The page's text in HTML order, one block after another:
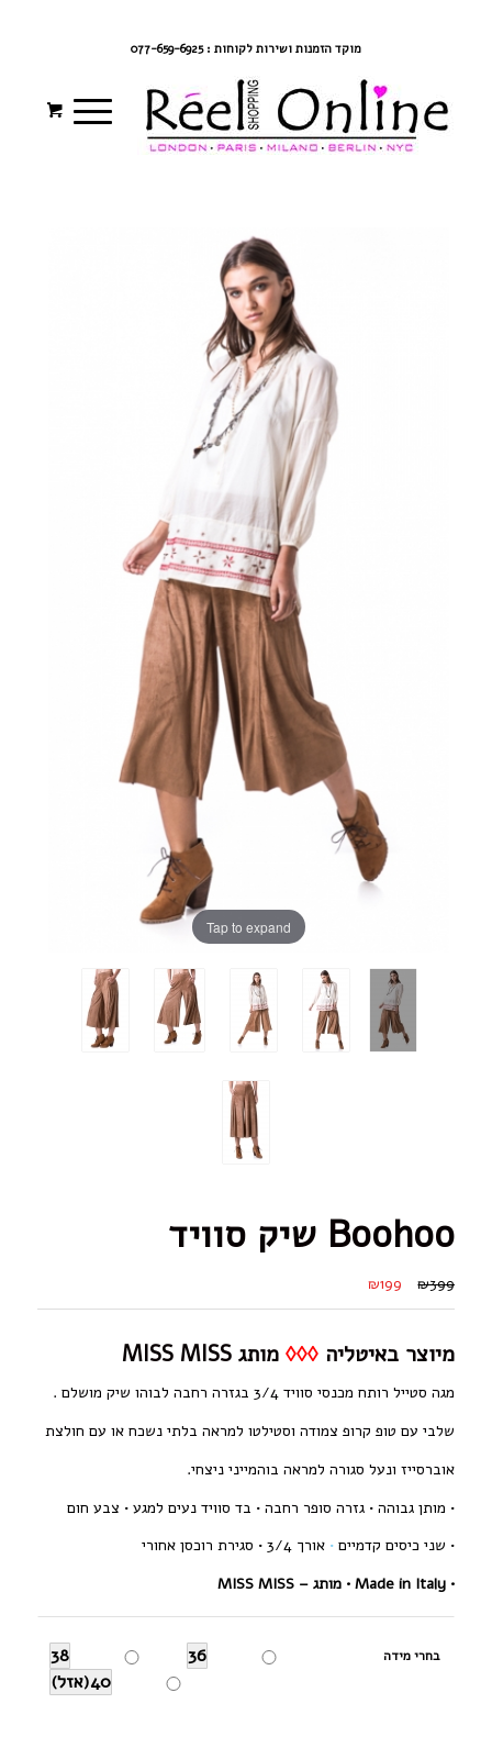
מוקד הזמנות ושירות לקוחות : 077-659-6925
Tap to expand
Boohoo שיק סוויד
₪399
₪199
מיוצר באיטליה ◊◊◊ מותג MISS MISS
מגה סטייל רותח מכנסי סוויד 3/4 בגזרה רחבה לבוהו שיק מושלם .
שלבי עם טופ קרופ צמודה וסטילטו למראה בלתי נשכח או עם חולצת
אוברסייז ונעל סגורה למראה בוהמייני ניצחי.
• מותן גבוהה • גזרה סופר רחבה • בד סוויד נעים למגע • צבע חום
• שני כיסים קדמיים• אורך 3/4 •
סגירת רוכסן אחורי
•
Made in Italy • מותג – MISS MISS
בחרי מידה 36
38
40(אזל)